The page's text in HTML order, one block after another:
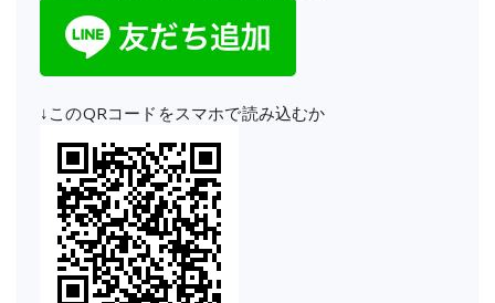
↓このQRコードをスマホで読み込むか